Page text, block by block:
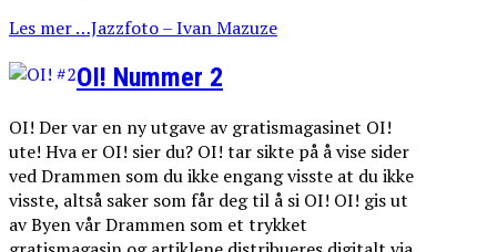
Les mer …Jazzfoto – Ivan Mazuze
OI! Nummer 2
OI! Der var en ny utgave av gratismagasinet OI!
ute! Hva er OI! sier du? OI! tar sikte på å vise sider
ved Drammen som du ikke engang visste at du ikke
visste, altså saker som får deg til å si OI! OI! gis ut
av Byen vår Drammen som et trykket